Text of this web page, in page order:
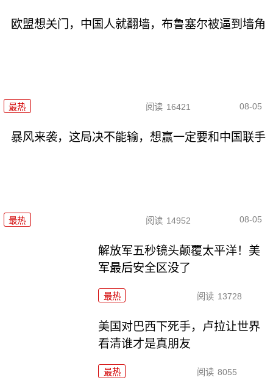
欧盟想关门，中国人就翻墙，布鲁塞尔被逼到墙角
最热 阅读 16421 08-05
暴风来袭，这局决不能输，想赢一定要和中国联手
最热 阅读 14952 08-05
解放军五秒镜头颠覆太平洋！美
军最后安全区没了
最热 阅读 13728
美国对巴西下死手，卢拉让世界
看清谁才是真朋友
最热 阅读 8055